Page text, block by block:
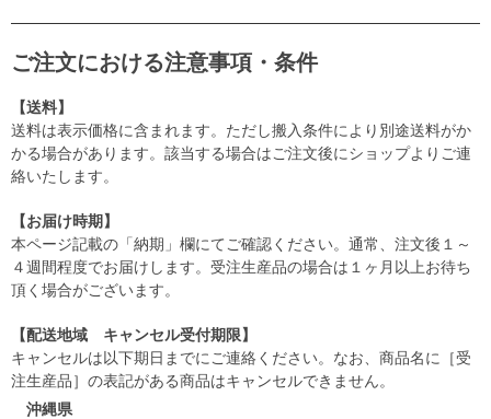
ご注文における注意事項・条件
【送料】
送料は表示価格に含まれます。ただし搬入条件により別途送料がか
かる場合があります。該当する場合はご注文後にショップよりご連
絡いたします。
【お届け時期】
本ページ記載の「納期」欄にてご確認ください。通常、注文後１～
４週間程度でお届けします。受注生産品の場合は１ヶ月以上お待ち
頂く場合がございます。
【配送地域 キャンセル受付期限】
キャンセルは以下期日までにご連絡ください。なお、商品名に［受
注生産品］の表記がある商品はキャンセルできません。
沖縄県